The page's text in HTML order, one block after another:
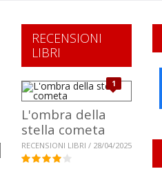
RECENSIONI
LIBRI
1
L'ombra della
stella cometa
RECENSIONI LIBRI / 28/04/2025